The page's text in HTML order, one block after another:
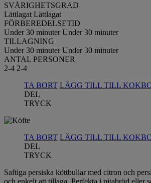
SVÅRIGHETSGRAD
Lättlagat Lättlagat
FÖRBEREDELSETID
Under 30 minuter Under 30 minuter
TILLAGNING
Under 30 minuter Under 30 minuter
ANTAL PERSONER
2-4 2-4
TA BORT LÄGG TILL TILL
DEL
TRYCK
TA BORT LÄGG TILL TILL
DEL
TRYCK
Saftiga persiska köttbullar med citron och
och enkelt att tillaga. Perfekta i pitabröd eller